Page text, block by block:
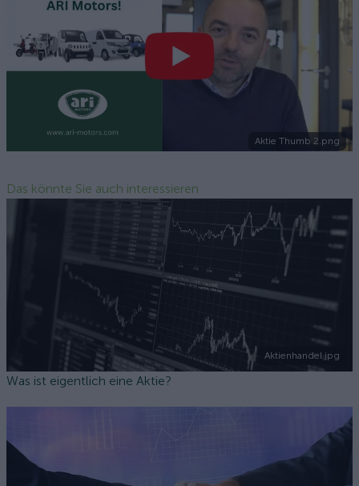
Aktie Thumb 2.png
Das könnte Sie auch interessieren
Aktienhandel.jpg
Was ist eigentlich eine Aktie?